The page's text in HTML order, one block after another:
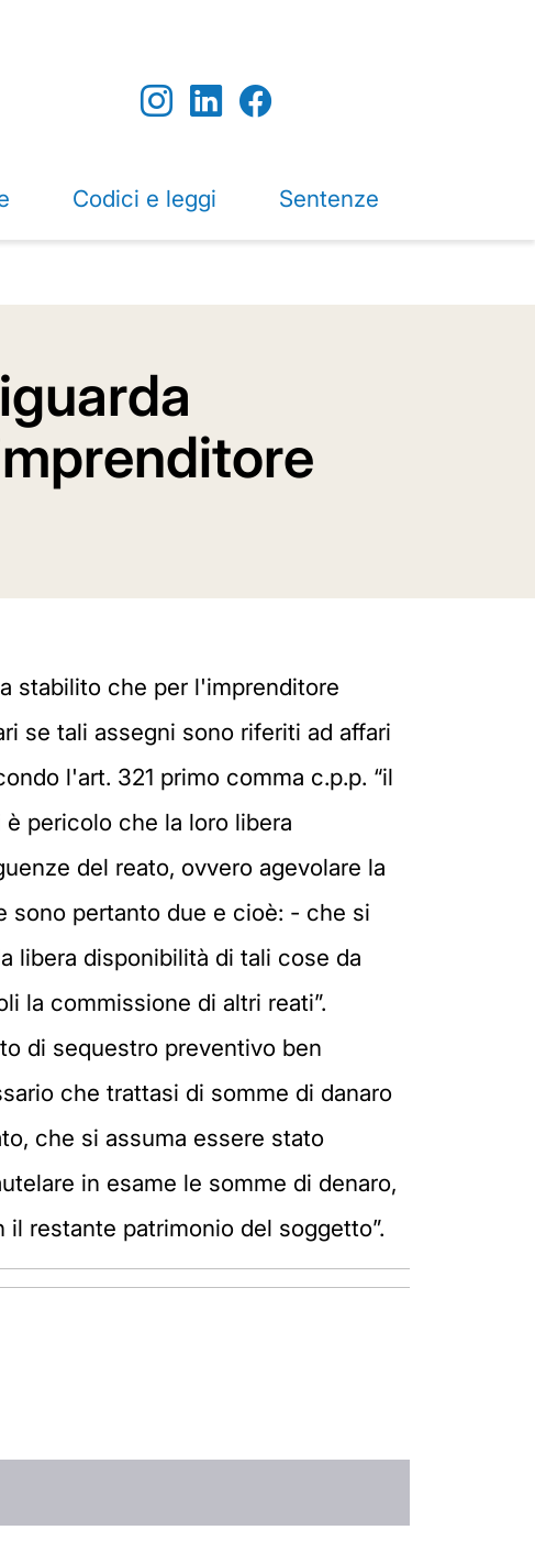
Codici e leggi Sentenze
stabilito che per l'imprenditore
se tali assegni sono riferiti ad affari
l'art. 321 primo comma c.p.p. “il
pericolo che la loro libera
del reato, ovvero agevolare la
sono pertanto due e cioè: - che si
libera disponibilità di tali cose da
la commissione di altri reati”.
di sequestro preventivo ben
che trattasi di somme di danaro
che si assuma essere stato
in esame le somme di denaro,
restante patrimonio del soggetto”.